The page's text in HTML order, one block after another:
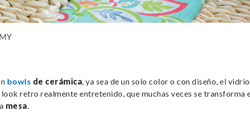
bowls de cerámica, ya sea de un solo color o con diseño, el
retro realmente entretenido, que muchas veces se transforma
mesa.